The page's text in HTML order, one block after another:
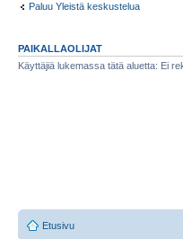
Paluu Yleistä keskustelua
PAIKALLAOLIJAT
Käyttäjiä lukemassa tätä aluetta: Ei
Etusivu